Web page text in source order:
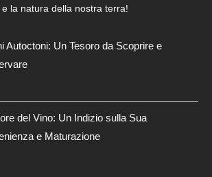
la natura della nostra terra!
Autoctoni: Un Tesoro da Scoprire e
del Vino: Un Indizio sulla Sua
e Maturazione